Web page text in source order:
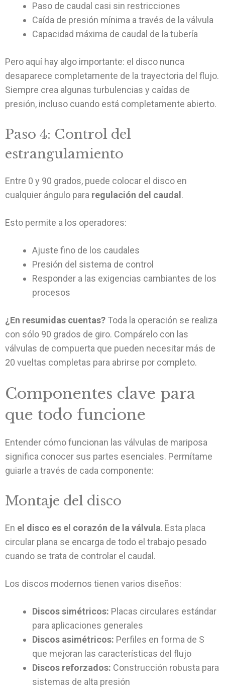
Paso de caudal casi sin restricciones
Caída de presión mínima a través de la válvula
Capacidad máxima de caudal de la tubería
Pero aquí hay algo importante: el disco nunca
desaparece completamente de la trayectoria del flujo.
Siempre crea algunas turbulencias y caídas de
presión, incluso cuando está completamente abierto.
Paso 4: Control del
estrangulamiento
Entre 0 y 90 grados, puede colocar el disco en
cualquier ángulo para regulación del caudal .
Esto permite a los operadores:
Ajuste fino de los caudales
Presión del sistema de control
Responder a las exigencias cambiantes de los
procesos
¿En resumidas cuentas? Toda la operación se realiza
con sólo 90 grados de giro. Compárelo con las
válvulas de compuerta que pueden necesitar más de
20 vueltas completas para abrirse por completo.
Componentes clave para
que todo funcione
Entender cómo funcionan las válvulas de mariposa
significa conocer sus partes esenciales. Permítame
guiarle a través de cada componente:
Montaje del disco
En el disco es el corazón de la válvula. Esta placa
circular plana se encarga de todo el trabajo pesado
cuando se trata de controlar el caudal.
Los discos modernos tienen varios diseños:
Discos simétricos: Placas circulares estándar
para aplicaciones generales
Discos asimétricos: Perfiles en forma de S
que mejoran las características del flujo
Discos reforzados: Construcción robusta para
sistemas de alta presión